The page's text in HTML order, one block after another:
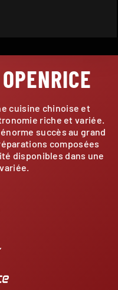
cuisine chinoise et
riche et variée.
succès au grand
composées
disponibles dans une